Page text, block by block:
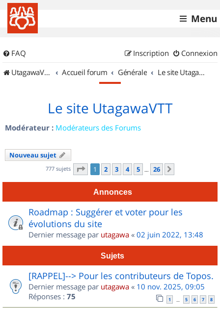
Menu
FAQ Connexion
Inscription
UtagawaVTT (Randos VTT et VTTAE avec traces GPS)
Accueil forum Générale Le site UtagawaVTT
Le site UtagawaVTT
Modérateur : Modérateurs des Forums
Nouveau sujet
777 sujets Page 1sur
1 2 3 4 5 … 26
Annonces
Roadmap : Suggérer et voter pour les
évolutions du site
Dernier message par utagawa « 02 juin 2022, 13:48
Sujets
[RAPPEL]--> Pour les contributeurs de Topos.
Dernier message par utagawa « 10 nov. 2025, 09:05
Réponses : 75 1 … 5 6 7 8